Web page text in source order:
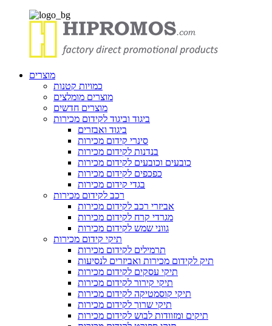
מוצרים
כמויות קטנות
מוצרים מומלצים
מוצרים חדשים
ביגוד וביגוד לקידום מכירות
ביגוד ואבזרים
סינרי קידום מכירות
בנדנות לקידום מכירות
כובעים וכובעים לקידום מכירות
כפכפים לקידום מכירות
בגדי קידום מכירות
רכב לקידום מכירות
אביזרי רכב לקידום מכירות
מגרדי קרח לקידום מכירות
גווני שמש לקידום מכירות
תיקי קידום מכירות
תרמילים לקידום מכירות
תיק לקידום מכירות ואביזרים לנסיעות
תיקי עסקים לקידום מכירות
תיקי קירור לקידום מכירות
תיקי קוסמטיקה לקידום מכירות
תיקי שרוך לקידום מכירות
תיקים ומזוודות לבוש לקידום מכירות